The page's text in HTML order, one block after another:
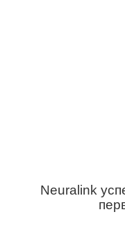
Neuralink